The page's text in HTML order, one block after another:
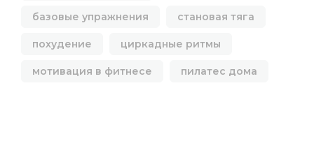
базовые упражнения становая тяга
похудение циркадные ритмы
мотивация в фитнесе пилатес дома